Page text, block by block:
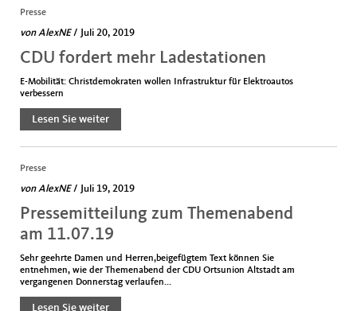
Presse
vonAlexNE / Juli 20, 2019
CDU fordert mehr Ladestationen
E-Mobilität: Christdemokraten wollen Infrastruktur für Elektroautos
verbessern
Lesen Sie weiter
Presse
vonAlexNE / Juli 19, 2019
Pressemitteilung zum Themenabend
am 11.07.19
Sehr geehrte Damen und Herren,beigefügtem Text können Sie
entnehmen, wie der Themenabend der CDU Ortsunion Altstadt am
vergangenen Donnerstag verlaufen...
Lesen Sie weiter